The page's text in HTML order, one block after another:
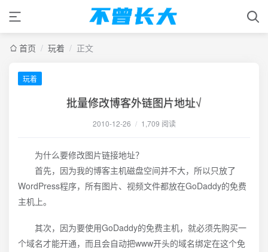
首页 / 玩着 / 正文
玩着
批量修改博客外链图片地址√
2010-12-26 / 1,709 阅读
为什么要修改图片链接地址？
首先，因为我的博客主机磁盘空间并不大，所以只放了
WordPress程序，所有图片、视频文件都放在GoDaddy的免费
主机上。
其次，因为要使用GoDaddy的免费主机，就必须先购买一
个域名才能开通，而且会自动把www开头的域名绑定在这个免